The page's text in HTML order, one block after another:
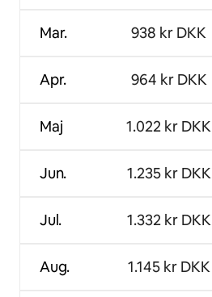
Mar.
Apr.
Maj
Jun.
Jul.
Aug.
938 kr DKK
964 kr DKK
1.022 kr DKK
1.235 kr DKK
1.332 kr DKK
1.145 kr DKK